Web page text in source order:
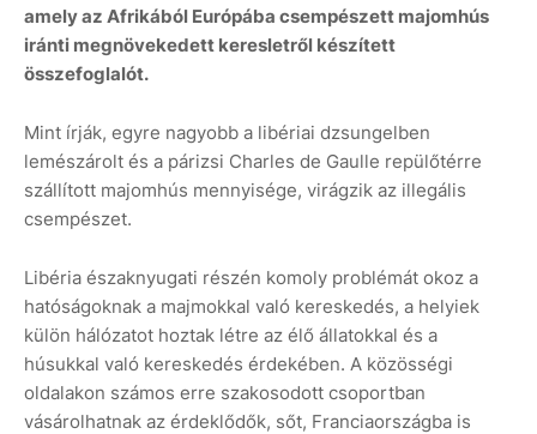
amely az Afrikából Európába csempészett majomhús
iránti megnövekedett keresletről készített
összefoglalót.
Mint írják, egyre nagyobb a libériai dzsungelben
lemészárolt és a párizsi Charles de Gaulle repülőtérre
szállított majomhús mennyisége, virágzik az illegális
csempészet.
Libéria északnyugati részén komoly problémát okoz a
hatóságoknak a majmokkal való kereskedés, a helyiek
külön hálózatot hoztak létre az élő állatokkal és a
húsukkal való kereskedés érdekében. A közösségi
oldalakon számos erre szakosodott csoportban
vásárolhatnak az érdeklődők, sőt, Franciaországba is